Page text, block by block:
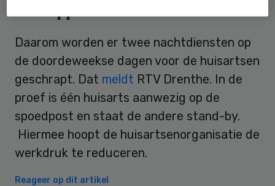
Daarom worden er twee nachtdiensten op
de doordeweekse dagen voor de huisartsen
geschrapt. Dat meldt RTV Drenthe. In de
proef is één huisarts aanwezig op de
spoedpost en staat de andere stand-by.
Hiermee hoopt de huisartsenorganisatie de
werkdruk te reduceren.
Reageer op dit artikel